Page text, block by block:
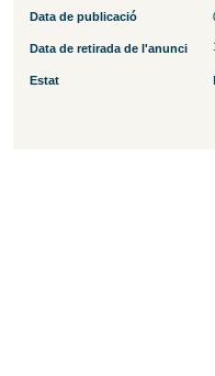
Data de publicació
Data de retirada de l'anunci
Estat